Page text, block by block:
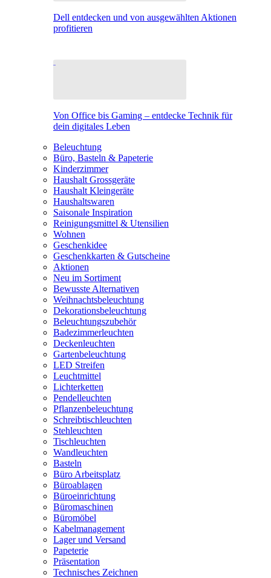
Dell entdecken und von ausgewählten Aktionen
profitieren
Von Office bis Gaming – entdecke Technik für
dein digitales Leben
Beleuchtung
Büro, Basteln & Papeterie
Kinderzimmer
Haushalt Grossgeräte
Haushalt Kleingeräte
Haushaltswaren
Saisonale Inspiration
Reinigungsmittel & Utensilien
Wohnen
Geschenkidee
Geschenkkarten & Gutscheine
Aktionen
Neu im Sortiment
Bewusste Alternativen
Weihnachtsbeleuchtung
Dekorationsbeleuchtung
Beleuchtungszubehör
Badezimmerleuchten
Deckenleuchten
Gartenbeleuchtung
LED Streifen
Leuchtmittel
Lichterketten
Pendelleuchten
Pflanzenbeleuchtung
Schreibtischleuchten
Stehleuchten
Tischleuchten
Wandleuchten
Basteln
Büro Arbeitsplatz
Büroablagen
Büroeinrichtung
Büromaschinen
Büromöbel
Kabelmanagement
Lager und Versand
Papeterie
Präsentation
Technisches Zeichnen